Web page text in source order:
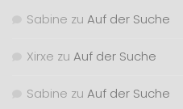
Sabine zu Auf der Suche
Xirxe zu Auf der Suche
Sabine zu Auf der Suche